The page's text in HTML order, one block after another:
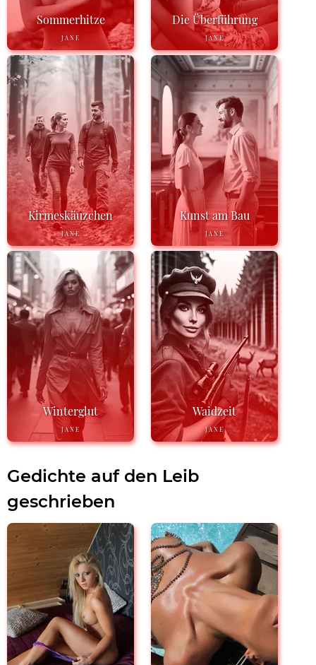
Sommerhitze
JANE
Die Überführung
JANE
Kirmeskäuzchen
JANE
Kunst am Bau
JANE
Winterglut
JANE
Waidzeit
JANE
Gedichte auf den Leib
geschrieben